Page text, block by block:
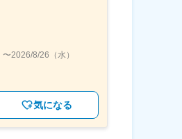
〜2026/8/26（水）
気になる